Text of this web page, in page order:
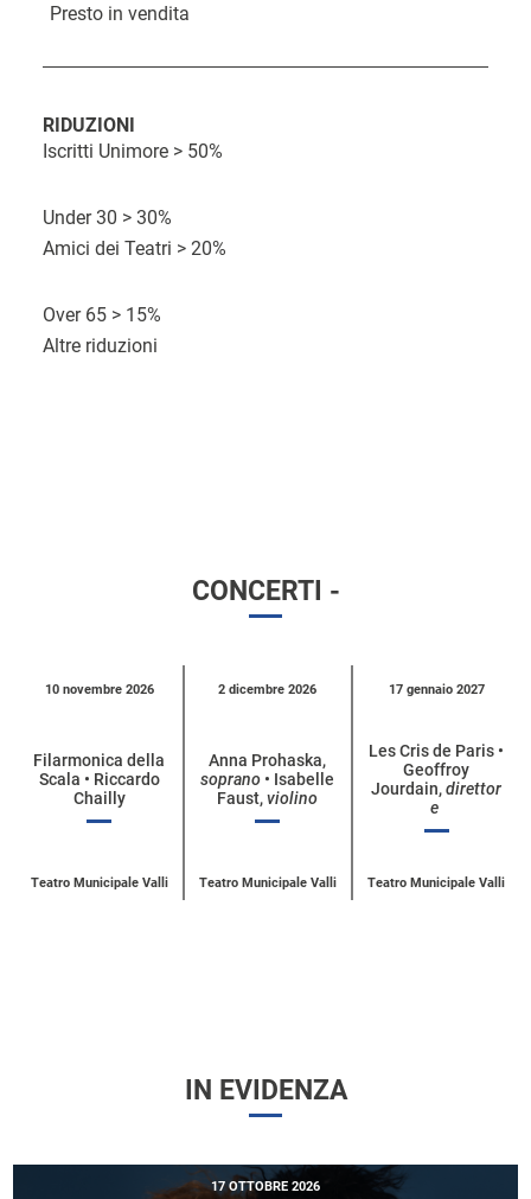
a
t
O
r
o
s
o
n
d
a
c
u
Presto in vendita
RIDUZIONI
Iscritti Unimore > 50%
Under 30 > 30%
Amici dei Teatri > 20%
Over 65 > 15%
Altre riduzioni
CONCERTI -
Calendario
categoria
10 novembre 2026
Filarmonica della
Scala • Riccardo
Chailly
Teatro Municipale Valli
2 dicembre 2026
Anna Prohaska,
soprano • Isabelle
Faust,violino
Teatro Municipale Valli
17 gennaio 2027
Les Cris de Paris •
Geoffroy
Jourdain,direttor
e
Teatro Municipale Valli
IN EVIDENZA
17 OTTOBRE 2026